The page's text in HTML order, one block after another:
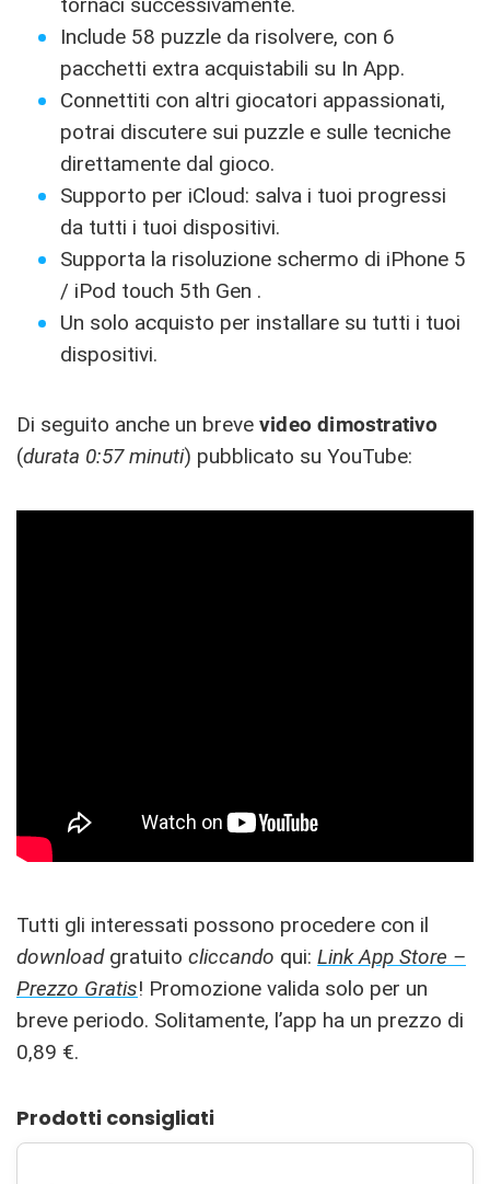
tornaci successivamente.
Include 58 puzzle da risolvere, con 6
pacchetti extra acquistabili su In App.
Connettiti con altri giocatori appassionati,
potrai discutere sui puzzle e sulle tecniche
direttamente dal gioco.
Supporto per iCloud: salva i tuoi progressi
da tutti i tuoi dispositivi.
Supporta la risoluzione schermo di iPhone 5
/ iPod touch 5th Gen .
Un solo acquisto per installare su tutti i tuoi
dispositivi.
Di seguito anche un breve video dimostrativo
(durata 0:57 minuti) pubblicato su YouTube:
Tutti gli interessati possono procedere con il
downloadgratuito cliccando qui: Link App Store –
Prezzo Gratis! Promozione valida solo per un
breve periodo. Solitamente, l’app ha un prezzo di
0,89 €.
Prodotti consigliati